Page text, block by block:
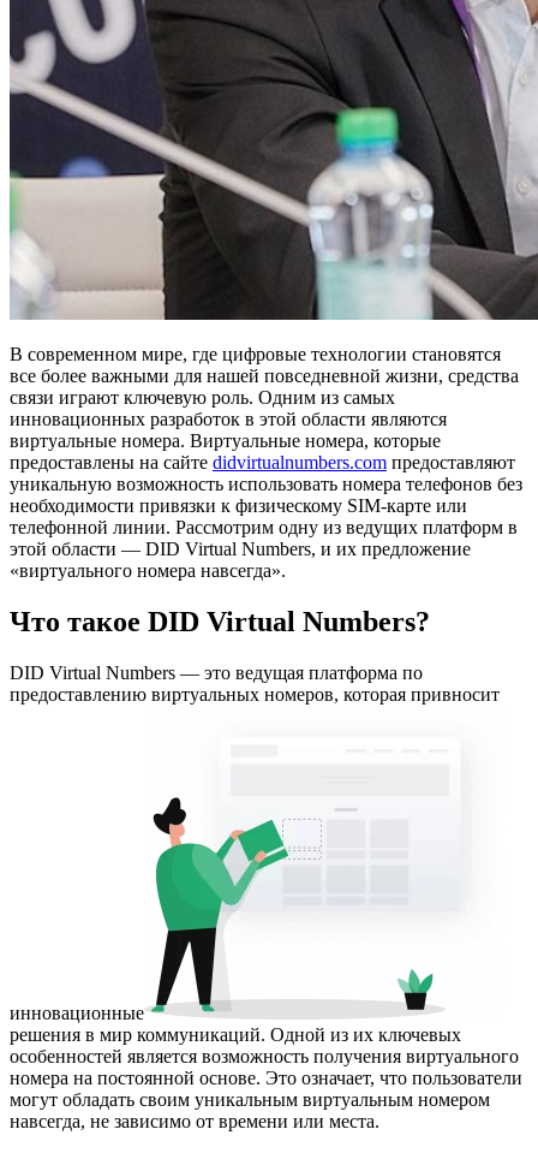
В современном мире, где цифровые технологии становятся
все более важными для нашей повседневной жизни, средства
связи играют ключевую роль. Одним из самых
инновационных разработок в этой области являются
виртуальные номера. Виртуальные номера, которые
предоставлены на сайте didvirtualnumbers.com предоставляют
уникальную возможность использовать номера телефонов без
необходимости привязки к физическому SIM-карте или
телефонной линии. Рассмотрим одну из ведущих платформ в
этой области — DID Virtual Numbers, и их предложение
«виртуального номера навсегда».
Что такое DID Virtual Numbers?
DID Virtual Numbers — это ведущая платформа по
предоставлению виртуальных номеров, которая привносит
инновационные
решения в мир коммуникаций. Одной из их ключевых
особенностей является возможность получения виртуального
номера на постоянной основе. Это означает, что пользователи
могут обладать своим уникальным виртуальным номером
навсегда, не зависимо от времени или места.